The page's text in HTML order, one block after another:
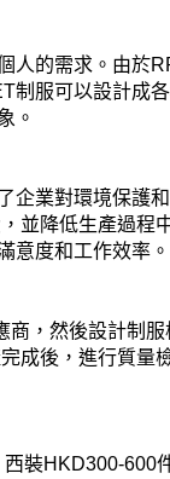
的需求。由於
服可以設計成
。
業對環境保護
並降低生產過
意度和工作效率。
，然後設計制
成後，進行質
裝HKD300-600